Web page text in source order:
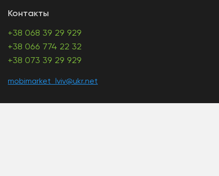
Контакты
+38 068 39 29 929
+38 066 774 22 32
+38 073 39 29 929
mobimarket_lviv@ukr.net